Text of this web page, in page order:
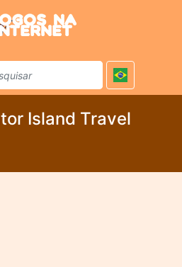
Island Travel